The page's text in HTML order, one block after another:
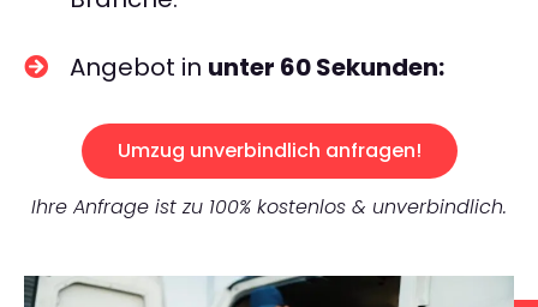
Angebot in unter 60 Sekunden:
Umzug unverbindlich anfragen!
Ihre Anfrage ist zu 100% kostenlos & unverbindlich.